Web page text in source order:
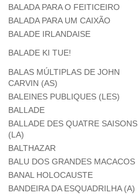
BALADA PARA O FEITICEIRO
BALADA PARA UM CAIXÃO
BALADE IRLANDAISE
BALADE KI TUE!
BALAS MÚLTIPLAS DE JOHN
CARVIN (AS)
BALEINES PUBLIQUES (LES)
BALLADE
BALLADE DES QUATRE SAISONS
(LA)
BALTHAZAR
BALU DOS GRANDES MACACOS
BANAL HOLOCAUSTE
BANDEIRA DA ESQUADRILHA (A)